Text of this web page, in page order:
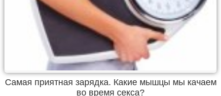
Самая приятная зарядка. Какие мышцы мы качаем
во время секса?